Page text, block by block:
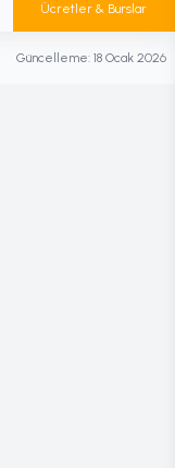
Ücretler & Burslar
Güncelleme: 18 Ocak 2026